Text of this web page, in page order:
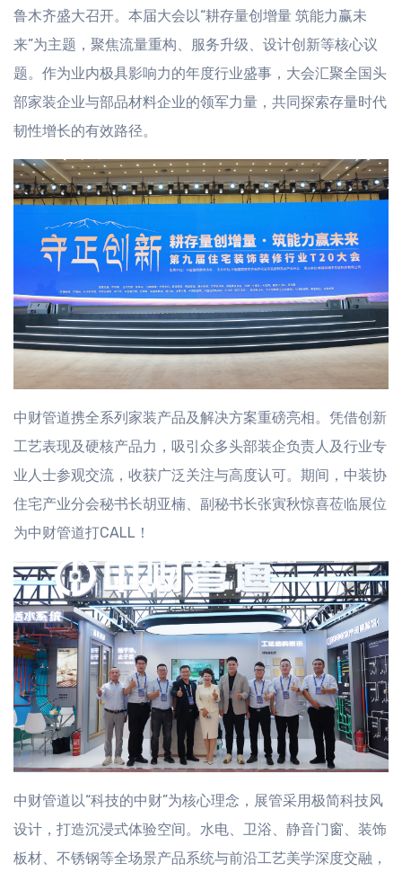
鲁木齐盛大召开。本届大会以“耕存量创增量 筑能力赢未
来”为主题，聚焦流量重构、服务升级、设计创新等核心议
题。作为业内极具影响力的年度行业盛事，大会汇聚全国头
部家装企业与部品材料企业的领军力量，共同探索存量时代
韧性增长的有效路径。
中财管道携全系列家装产品及解决方案重磅亮相。凭借创新
工艺表现及硬核产品力，吸引众多头部装企负责人及行业专
业人士参观交流，收获广泛关注与高度认可。期间，中装协
住宅产业分会秘书长胡亚楠、副秘书长张寅秋惊喜莅临展位
为中财管道打CALL！
中财管道以“科技的中财”为核心理念，展管采用极简科技风
设计，打造沉浸式体验空间。水电、卫浴、静音门窗、装饰
板材、不锈钢等全场景产品系统与前沿工艺美学深度交融，